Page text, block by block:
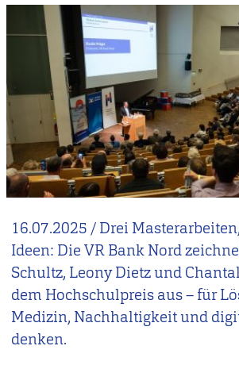
16.07.2025 /Drei
Ideen: Die VR Bank Nord
Schultz, Leony Dietz und
dem Hochschulpreis aus – für
Medizin, Nachhaltigkeit und
denken.